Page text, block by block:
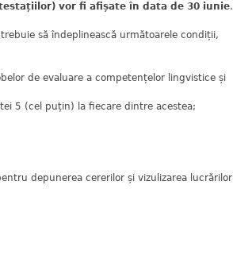
vor fi afișate în data de 30 iunie.
să îndeplinească următoarele condiții,
de evaluare a competențelor lingvistice și
5 (cel puțin) la fiecare dintre acestea;
depunerea cererilor și vizulizarea lucrărilor